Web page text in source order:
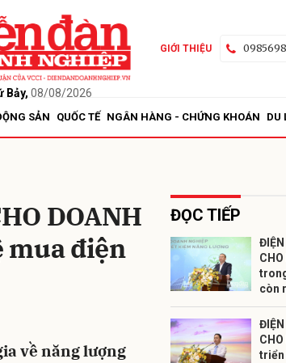
Bảy, 08/08/2026
GIỚI THIỆU
SẢN QUỐC TẾ NGÂN HÀNG - CHỨNG KHOÁN DU
DOANH
mua điện
về năng lượng
ĐỌC TIẾP
còn
triển
Gửi